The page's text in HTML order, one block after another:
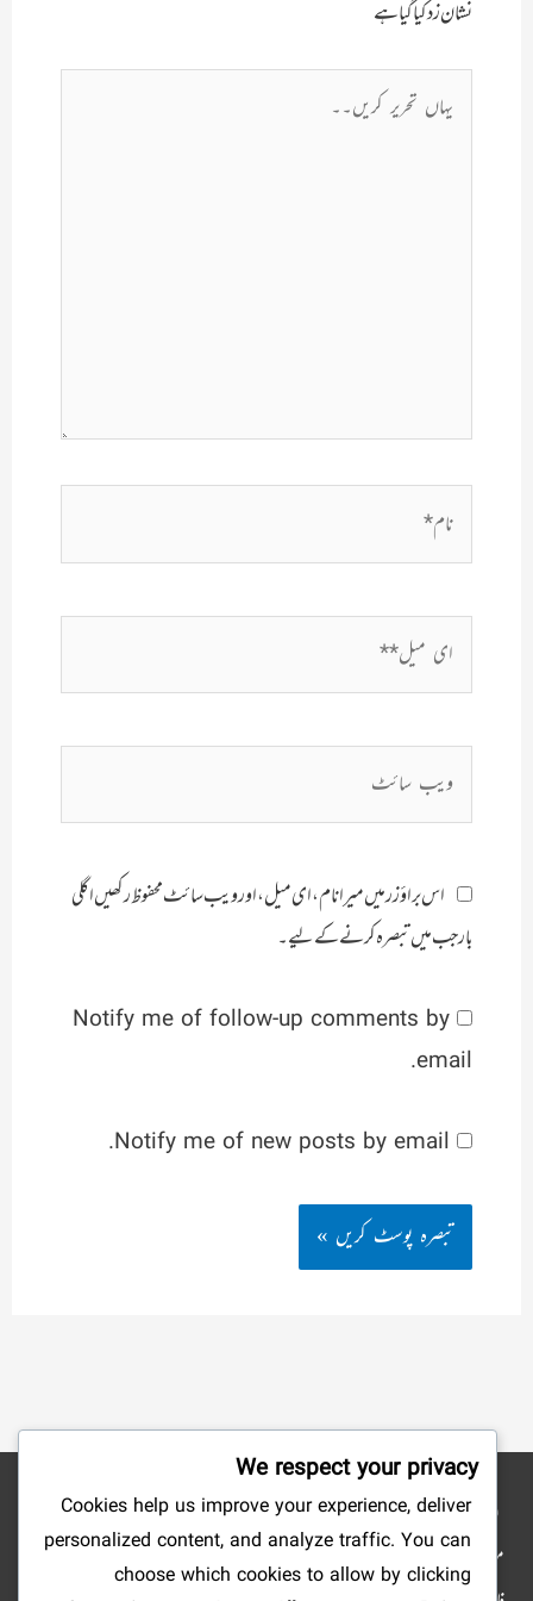
نشان زد کیا گیا ہے
تحریر
میل**
اس براؤزر میں میرا نام، ای میل، اور ویب سائٹ محفوظ رکھیں اگلی
بار جب میں تبصرہ کرنے کےلیے۔
Notify me of follow-up comments by
email.
Notify me of new posts by email.
نوٹ: شائع کردہ مضامین وکتب کے جملہ حقوق بحق ناشرین ومصنفین محفوظ ہیں۔ ہمارا
مقصد صرف علم وتحقیق وتلاش وجستجو میں سہولت پیدا کرنا ہے، لہذا: ویب سائٹ کا مالی
We respect your privacy
Cookies help us improve your experience, deliver
personalized content, and analyze traffic. You can
choose which cookies to allow by clicking